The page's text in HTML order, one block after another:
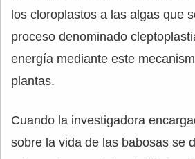
los cloroplastos a las algas que
proceso denominado
energía mediante este
plantas.
Cuando la investigadora
sobre la vida de las babosas se